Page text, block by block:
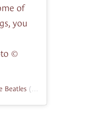
of
you
©
Beatles (@thebeatles) el